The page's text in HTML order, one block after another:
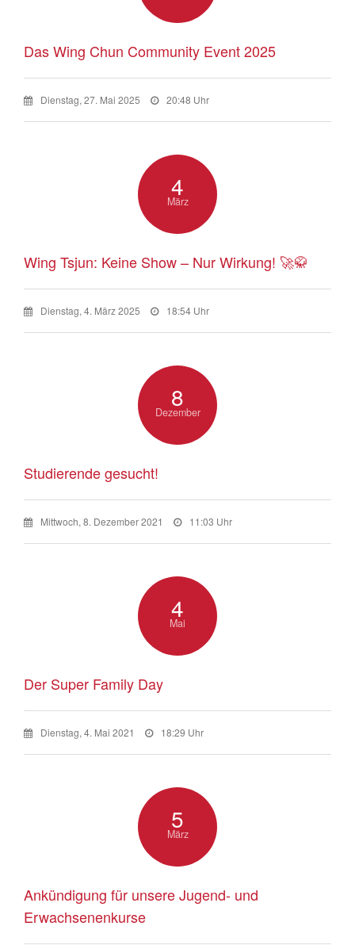
Das Wing Chun Community Event 2025
Dienstag, 27. Mai 2025 20:48 Uhr
4
März
Wing Tsjun: Keine Show – Nur Wirkung! 🚀🥋
Dienstag, 4. März 2025 18:54 Uhr
8
Dezember
Studierende gesucht!
Mittwoch, 8. Dezember 2021 11:03 Uhr
4
Mai
Der Super Family Day
Dienstag, 4. Mai 2021 18:29 Uhr
5
März
Ankündigung für unsere Jugend- und
Erwachsenenkurse